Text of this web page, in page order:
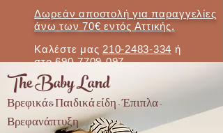
Δωρεάν αποστολή για παραγγελίες
άνω των 70€ εντός Αττικής.
Καλέστε μας 210-2483-334 ή
στο690-7709-097
The Baby Land
Βρεφικά & Παιδικά είδη - Έπιπλα -
Βρεφανάπτυξη